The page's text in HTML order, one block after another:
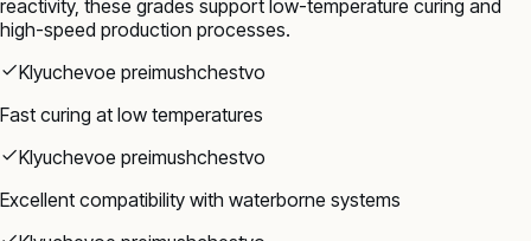
reactivity, these grades support low-temperature curing and
high-speed production processes.
Klyuchevoe preimushchestvo
Fast curing at low temperatures
Klyuchevoe preimushchestvo
Excellent compatibility with waterborne systems